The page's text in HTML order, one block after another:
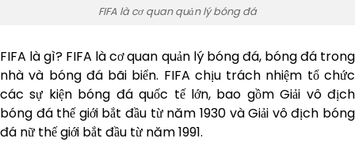
FIFA là cơ quan quản lý bóng đá
FIFA là gì? FIFA là cơ quan quản lý bóng đá, bóng đá trong
nhà và bóng đá bãi biển. FIFA chịu trách nhiệm tổ chức
các sự kiện bóng đá quốc tế lớn, bao gồm Giải vô địch
bóng đá thế giới bắt đầu từ năm 1930 và Giải vô địch bóng
đá nữ thế giới bắt đầu từ năm 1991.